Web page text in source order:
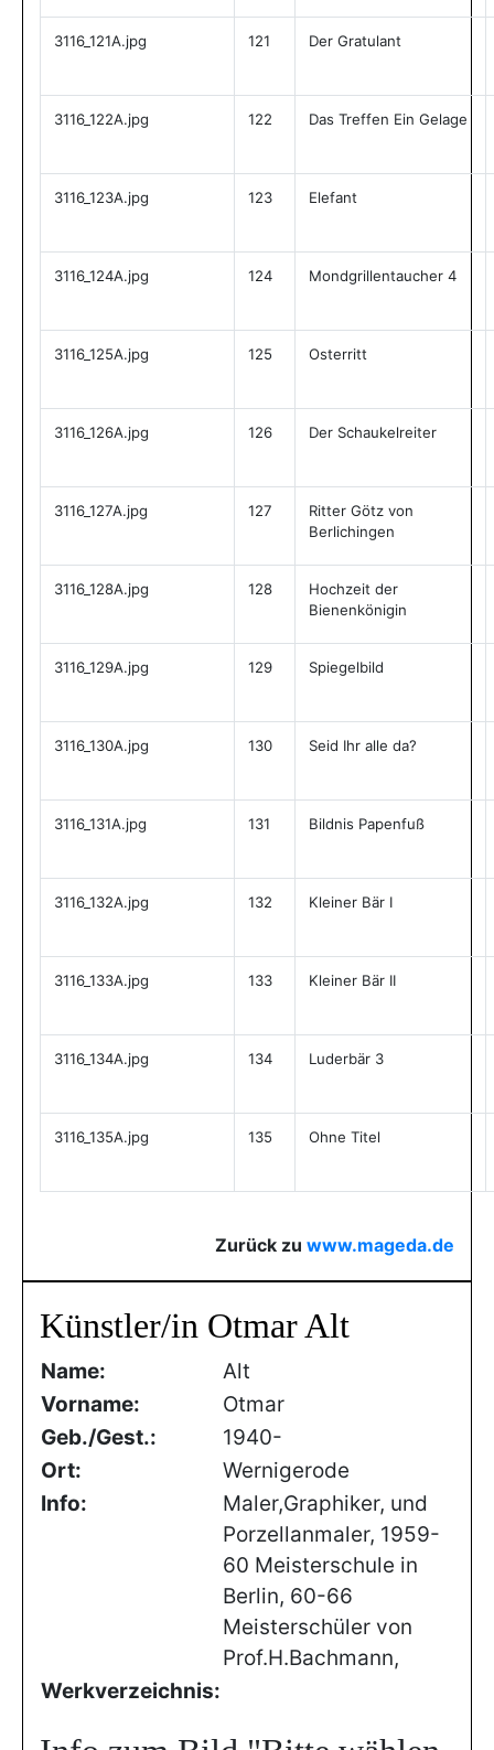
3116_121A.jpg 121 Der Gratulant
3116_122A.jpg 122 Das Treffen Ein Gelage
3116_123A.jpg 123 Elefant
3116_124A.jpg 124 Mondgrillentaucher 4
3116_125A.jpg 125 Osterritt
3116_126A.jpg 126 Der Schaukelreiter
3116_127A.jpg 127
Ritter Götz von
Berlichingen
3116_128A.jpg 128
Hochzeit der
Bienenkönigin
3116_129A.jpg 129 Spiegelbild
3116_130A.jpg 130 Seid Ihr alle da?
3116_131A.jpg 131 Bildnis Papenfuß
3116_132A.jpg 132 Kleiner Bär I
3116_133A.jpg 133 Kleiner Bär II
3116_134A.jpg 134 Luderbär 3
3116_135A.jpg 135 Ohne Titel
Zurück zu www.mageda.de
Künstler/in Otmar Alt
Name:
Alt
Vorname:
Otmar
Geb./Gest.:
1940-
Ort:
Wernigerode
Info:
Maler,Graphiker, und
Porzellanmaler, 1959-
60 Meisterschule in
Berlin, 60-66
Meisterschüler von
Prof.H.Bachmann,
Werkverzeichnis: